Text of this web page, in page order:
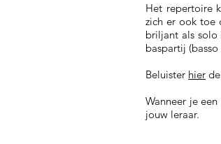
Het repertoire
zich er ook toe
briljant als solo
baspartij
Beluister hier
Wanneer je
jouw leraar.